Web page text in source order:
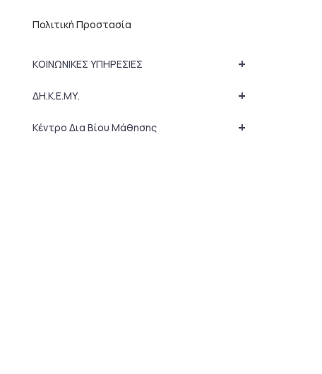
Πολιτική Προστασία
+
ΚΟΙΝΩΝΙΚΕΣ ΥΠΗΡΕΣΙΕΣ
+
ΔΗ.Κ.Ε.ΜΥ.
+
Κέντρο Δια Βίου Μάθησης